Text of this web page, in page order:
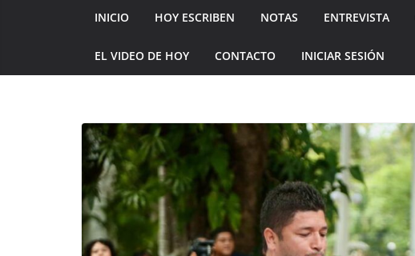
INICIO HOY ESCRIBEN NOTAS ENTREVISTA
EL VIDEO DE HOY CONTACTO INICIAR SESIÓN